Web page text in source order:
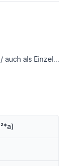
Grund (Aufpreis)